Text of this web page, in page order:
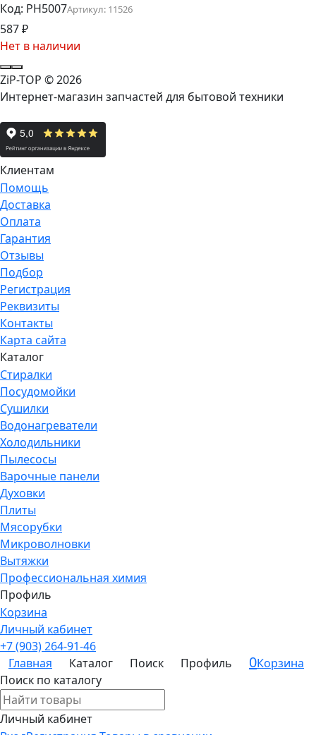
Код: PH5007Артикул: 11526
587₽
Нет в наличии
ZiP-TOP © 2026
Интернет-магазин запчастей для бытовой техники
Клиентам
Помощь
Доставка
Оплата
Гарантия
Отзывы
Подбор
Регистрация
Реквизиты
Контакты
Карта сайта
Каталог
Стиралки
Посудомойки
Сушилки
Водонагреватели
Холодильники
Пылесосы
Варочные панели
Духовки
Плиты
Мясорубки
Микроволновки
Вытяжки
Профессиональная химия
Профиль
Корзина
Личный кабинет
+7 (903) 264-91-46
Главная
Каталог Поиск Профиль 0Корзина
Поиск по каталогу
Личный кабинет